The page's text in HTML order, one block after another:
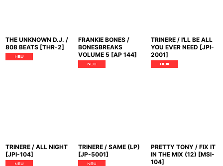
THE UNKNOWN D.J. /
808 BEATS [THR-2]
FRANKIE BONES /
BONESBREAKS
VOLUME 5 [AP 144]
TRINERE / I'LL BE ALL
YOU EVER NEED [JPI-
2001]
TRINERE / ALL NIGHT
[JPI-104]
TRINERE / SAME (LP)
[JP-5001]
PRETTY TONY / FIX IT
IN THE MIX (12) [MSI-
104]